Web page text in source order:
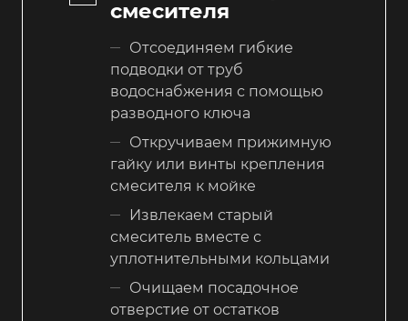
смесителя
Отсоединяем гибкие
подводки от труб
водоснабжения с помощью
разводного ключа
Откручиваем прижимную
гайку или винты крепления
смесителя к мойке
Извлекаем старый
смеситель вместе с
уплотнительными кольцами
Очищаем посадочное
отверстие от остатков